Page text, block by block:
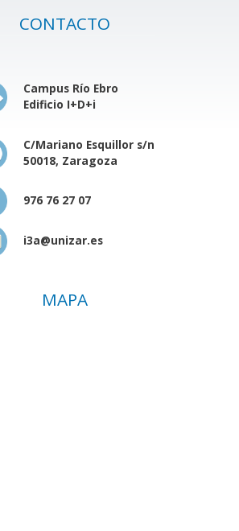
CONTACTO
Campus Río Ebro
Edificio I+D+i
C/Mariano Esquillor s/n
50018, Zaragoza
976 76 27 07
i3a@unizar.es
MAPA